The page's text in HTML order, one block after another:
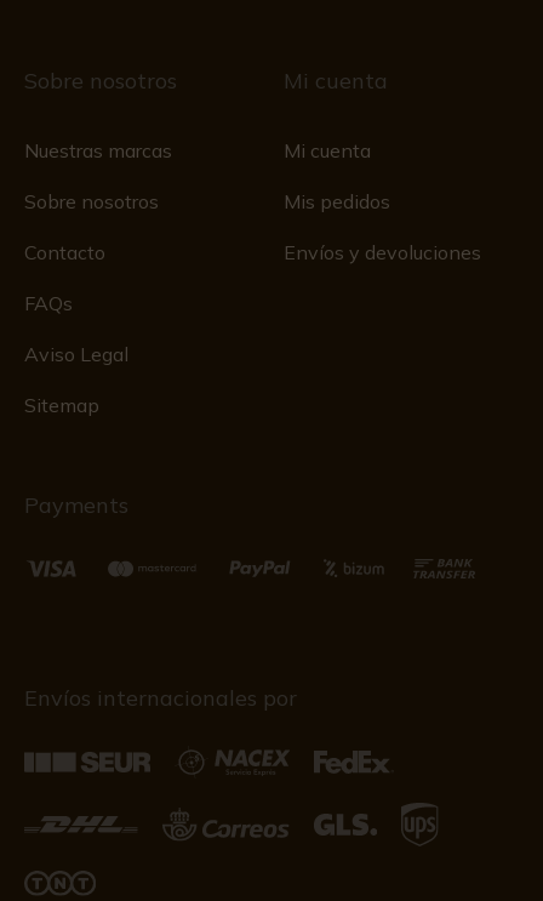
Sobre nosotros
Nuestras marcas
Sobre nosotros
Contacto
FAQs
Aviso Legal
Sitemap
Mi cuenta
Mi cuenta
Mis pedidos
Envíos y devoluciones
Payments
Envíos internacionales por